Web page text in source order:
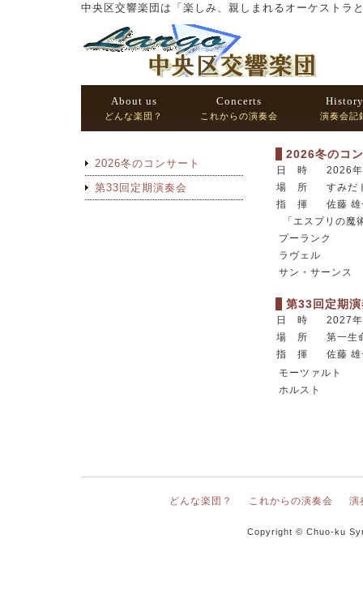
中央区交響楽団は「楽しみ、親しまれるオーケストラ
About us
どんな楽団？
Concerts
これからの演奏会
History
演奏会記
2026冬のコ
日 時
2026
場 所
すみだ
指 揮
佐藤
「エスプリの魔
プーランク
ラヴェル
サン・サーンス
第33回定期
日 時
2027
場 所
第一生
指 揮
佐藤
モーツァルト
ホルスト
2026冬のコンサート
第33回定期演奏会
どんな楽団？ これからの演奏会 演
Copyright © Chuo-ku